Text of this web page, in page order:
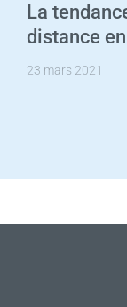
La
distance
23 mars 2021